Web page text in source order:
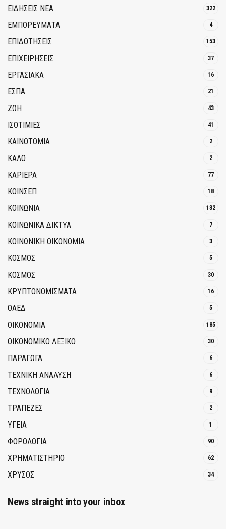
ΕΙΔΗΣΕΙΣ ΝΕΑ 322
ΕΜΠΟΡΕΥΜΑΤΑ 4
ΕΠΙΔΟΤΗΣΕΙΣ 153
ΕΠΙΧΕΙΡΗΣΕΙΣ 37
ΕΡΓΑΣΙΑΚΑ 16
ΕΣΠΑ 21
ΖΩΗ 43
ΙΣΟΤΙΜΙΕΣ 41
ΚΑΙΝΟΤΟΜΊΑ 2
ΚΑΛΟ 2
ΚΑΡΙΕΡΑ 77
ΚΟΙΝΣΕΠ 18
ΚΟΙΝΩΝΙΑ 132
ΚΟΙΝΩΝΙΚΆ ΔΊΚΤΥΑ 7
ΚΟΙΝΩΝΙΚΉ ΟΙΚΟΝΟΜΊΑ 3
ΚΟΣΜΟΣ 5
ΚΟΣΜΟΣ 30
ΚΡΥΠΤΟΝΟΜΊΣΜΑΤΑ 16
ΟΑΕΔ 5
ΟΙΚΟΝΟΜΙΑ 185
ΟΙΚΟΝΟΜΙΚΟ ΛΕΞΙΚΟ 30
ΠΑΡΑΓΩΓΑ 6
ΤΕΧΝΙΚΗ ΑΝΑΛΥΣΗ 6
ΤΕΧΝΟΛΟΓΙΑ 9
ΤΡΆΠΕΖΕΣ 2
ΥΓΕΙΑ 1
ΦΟΡΟΛΟΓΙΑ 90
ΧΡΗΜΑΤΙΣΤΗΡΙΟ 62
ΧΡΥΣΟΣ 34
News straight into your inbox